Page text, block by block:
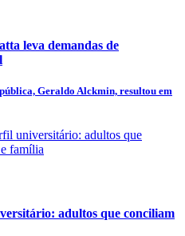
leva demandas de
Geraldo Alckmin, resultou em
adultos que conciliam